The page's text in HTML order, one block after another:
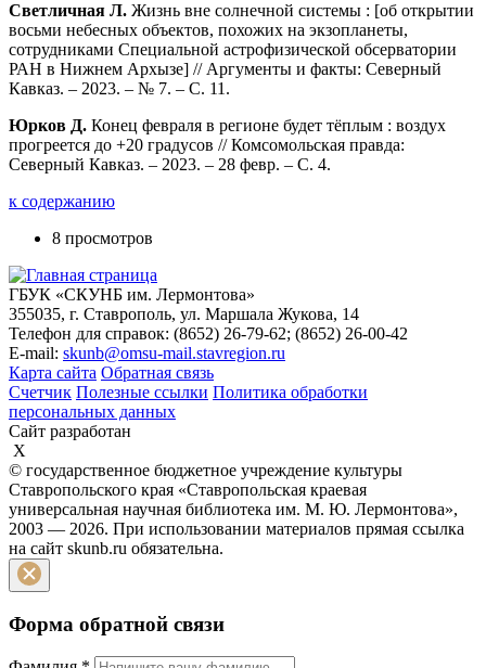
Светличная Л. Жизнь вне солнечной системы : [об открытии
восьми небесных объектов, похожих на экзопланеты,
сотрудниками Специальной астрофизической обсерватории
РАН в Нижнем Архызе] // Аргументы и факты: Северный
Кавказ. – 2023. – № 7. – С. 11.
Юрков Д. Конец февраля в регионе будет тёплым : воздух
прогреется до +20 градусов // Комсомольская правда:
Северный Кавказ. – 2023. – 28 февр. – С. 4.
к содержанию
8 просмотров
ГБУК «СКУНБ им. Лермонтова»
355035, г. Ставрополь, ул. Маршала Жукова, 14
Телефон для справок: (8652) 26-79-62; (8652) 26-00-42
E-mail: skunb@omsu-mail.stavregion.ru
Карта сайта Обратная связь
Счетчик Полезные ссылки Политика обработки
персональных данных
Сайт разработан
X
© государственное бюджетное учреждение культуры
Ставропольского края «Ставропольская краевая
универсальная научная библиотека им. М. Ю. Лермонтова»,
2003 — 2026. При использовании материалов прямая ссылка
на сайт skunb.ru обязательна.
Форма обратной связи